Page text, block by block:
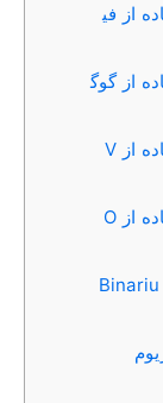
از فی
از گوگ
نحوه افتتاح حساب باینریوم با استفاده از V
نحوه افتتاح حساب باینریوم با استفاده از O
یک حساب کاربری در برنامه اندروید Binariu